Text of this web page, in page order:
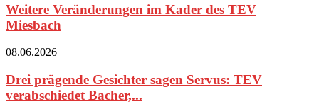
Weitere Veränderungen im Kader des TEV
Miesbach
08.06.2026
Drei prägende Gesichter sagen Servus: TEV
verabschiedet Bacher,...